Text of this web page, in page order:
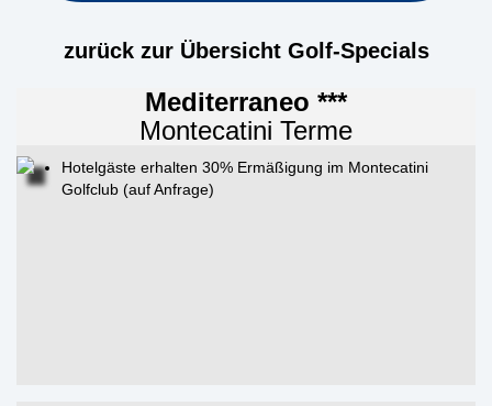
zurück zur Übersicht Golf-Specials
Mediterraneo ***
Montecatini Terme
Hotelgäste erhalten 30% Ermäßigung im Montecatini
Golfclub (auf Anfrage)